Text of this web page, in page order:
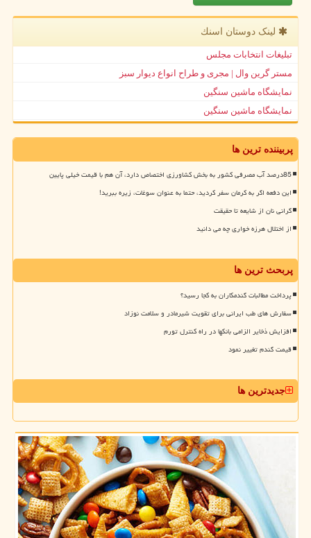
لینک دوستان اسنك
تبلیغات انتخابات مجلس
مستر گرین وال | مجری و طراح انواع دیوار سبز
نمایشگاه ماشین سنگین
نمایشگاه ماشین سنگین
پربیننده ترین ها
85درصد آب مصرفی کشور به بخش کشاورزی اختصاص دارد، آن هم با قیمت خیلی پایین
این دفعه اگر به کرمان سفر کردید، حتما به عنوان سوغات، زیره ببرید!
گرانی نان از شایعه تا حقیقت
از اختلال هرزه خواری چه می دانید
پربحث ترین ها
پرداخت مطالبات گندمکاران به کجا رسید؟
سفارش های طب ایرانی برای تقویت شیرمادر و سلامت نوزاد
افزایش ذخایر الزامی بانکها در راه کنترل تورم
قیمت گندم تغییر نمود
جدیدترین ها